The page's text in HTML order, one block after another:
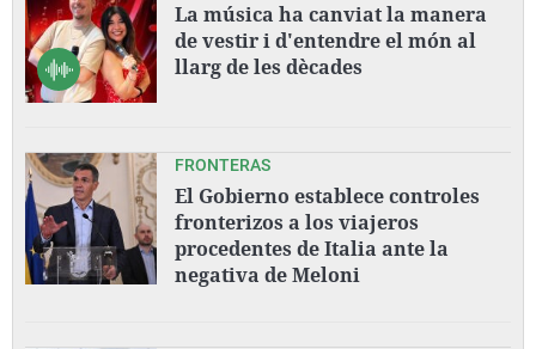
La música ha canviat la manera
de vestir i d'entendre el món al
llarg de les dècades
FRONTERAS
El Gobierno establece controles
fronterizos a los viajeros
procedentes de Italia ante la
negativa de Meloni